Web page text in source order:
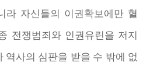
라 자신들의 이권확보에만 혈
전쟁범죄와 인권유린을 저지
역사의 심판을 받을 수 밖에 없